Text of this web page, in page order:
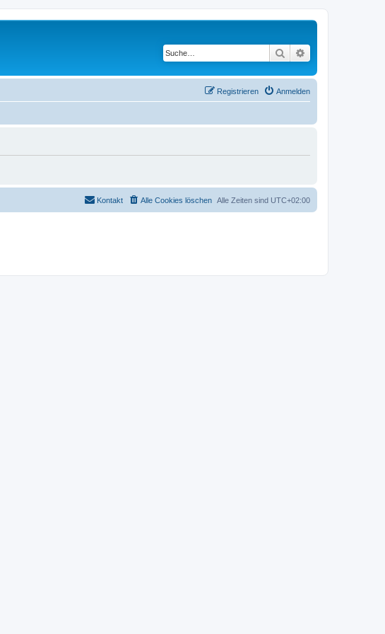
Suche
Anmelden
Registrieren
Alle Zeiten sind UTC+02:00
Alle Cookies löschen
Kontakt